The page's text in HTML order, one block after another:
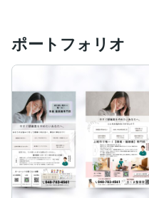
ポートフォリオ